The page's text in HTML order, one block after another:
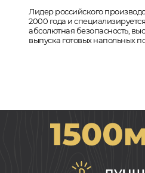
Лидер российского
2000 года и
абсолютная безопасность,
выпуска готовых напольных